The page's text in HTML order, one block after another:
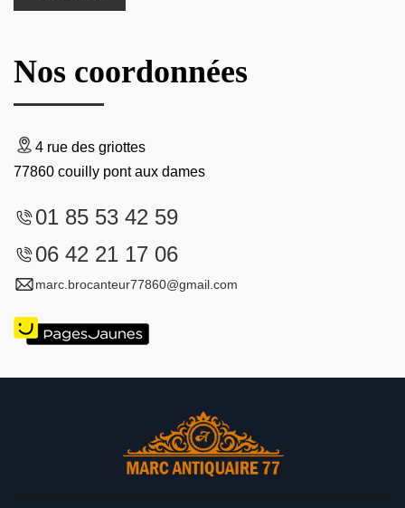
Nos coordonnées
4 rue des griottes
77860 couilly pont aux dames
01 85 53 42 59
06 42 21 17 06
marc.brocanteur77860@gmail.com